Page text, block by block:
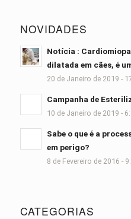
NOVIDADES
Notícia :
dilatada em cães, é
20 de Janeiro de 2019 -
Campanha de
10 de Janeiro de 2019 -
Sabe o que é a
em perigo?
8 de Fevereiro de 2016 -
CATEGORIAS